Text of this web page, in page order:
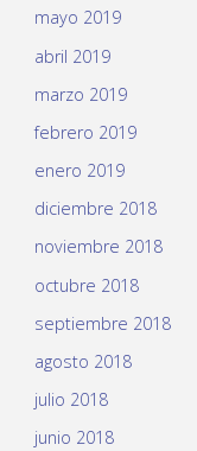
mayo 2019
abril 2019
marzo 2019
febrero 2019
enero 2019
diciembre 2018
noviembre 2018
octubre 2018
septiembre 2018
agosto 2018
julio 2018
junio 2018